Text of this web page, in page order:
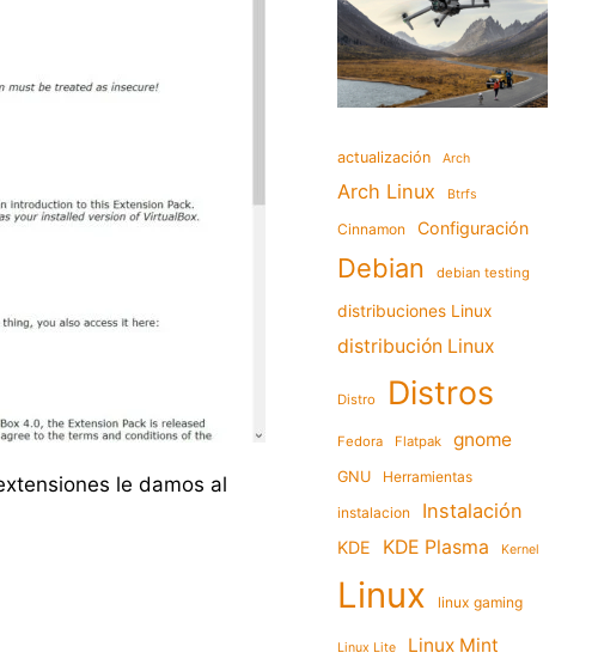
le damos al
actualización Arch
Arch Linux Btrfs
Cinnamon Configuración
Debian debian testing
distribuciones Linux
distribución Linux
Distro Distros
Fedora Flatpak gnome
GNU
Herramientas
instalacion
Instalación
KDE KDE Plasma Kernel
Linux linux gaming
Linux Lite Linux Mint